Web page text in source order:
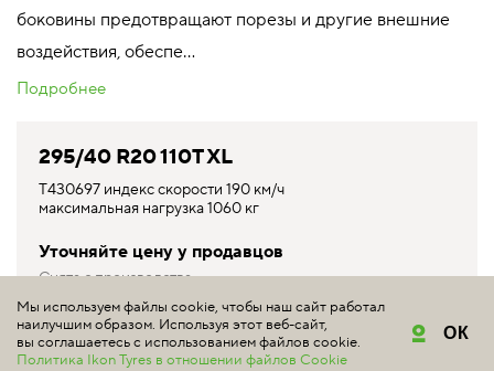
боковины предотвращают порезы и другие внешние
воздействия, обеспе...
Подробнее
295/40 R20 110T XL
T430697 индекс скорости 190 км/ч
максимальная нагрузка 1060 кг
Уточняйте цену у продавцов
Снята с производства
КУПИТЬ
Мы используем файлы cookie, чтобы наш сайт работал
наилучшим образом. Используя этот веб-сайт,
вы соглашаетесь с использованием файлов cookie.
Политика Ikon Tyres в отношении файлов Cookie
ОК